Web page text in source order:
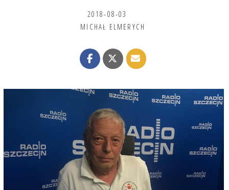
2018-08-03
MICHAŁ ELMERYCH